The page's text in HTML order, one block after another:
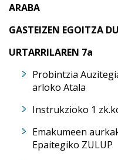
ARABA
GASTEIZEN EGOITZA
URTARRILAREN 7a
Probintzia
arloko Atala
Instrukzioko 1
Emakumeen
Epaitegiko ZULUP